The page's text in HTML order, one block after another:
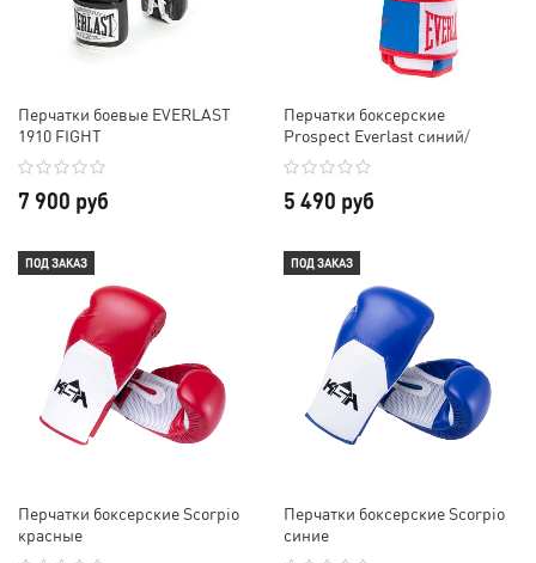
Перчатки боевые EVERLAST
1910 FIGHT
7 900 руб
Перчатки боксерские
Prospect Everlast синий/
красный
5 490 руб
ПОД ЗАКАЗ
Перчатки боксерские Scorpio
красные
ПОД ЗАКАЗ
Перчатки боксерские Scorpio
синие